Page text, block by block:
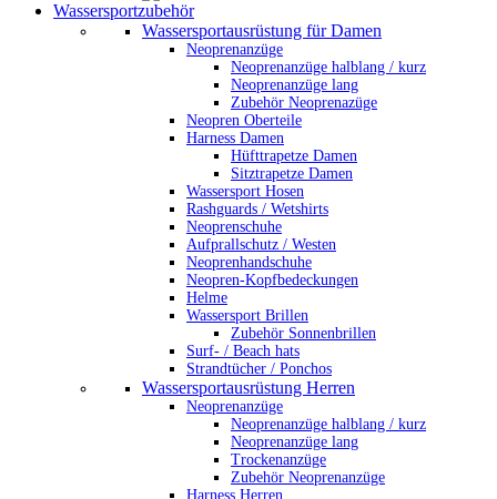
Wassersportzubehör
Wassersportausrüstung für Damen
Neoprenanzüge
Neoprenanzüge halblang / kurz
Neoprenanzüge lang
Zubehör Neoprenazüge
Neopren Oberteile
Harness Damen
Hüfttrapetze Damen
Sitztrapetze Damen
Wassersport Hosen
Rashguards / Wetshirts
Neoprenschuhe
Aufprallschutz / Westen
Neoprenhandschuhe
Neopren-Kopfbedeckungen
Helme
Wassersport Brillen
Zubehör Sonnenbrillen
Surf- / Beach hats
Strandtücher / Ponchos
Wassersportausrüstung Herren
Neoprenanzüge
Neoprenanzüge halblang / kurz
Neoprenanzüge lang
Trockenanzüge
Zubehör Neoprenanzüge
Harness Herren